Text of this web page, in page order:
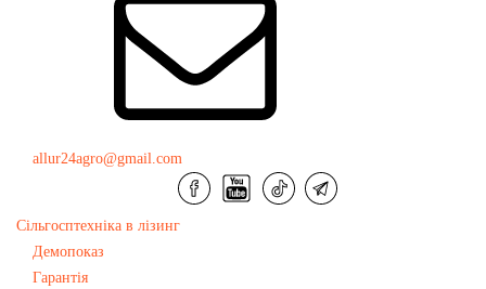
allur24agro@gmail.com
Сільгосптехніка в лізинг
Демопоказ
Гарантія
Мульчер FORESTAL ROTOR 550-2EF
2170
Мульчер FORESTAL ROTOR 550-